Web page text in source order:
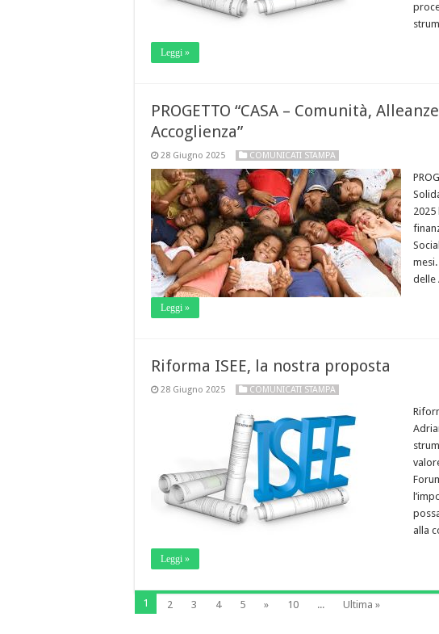
Leggi »
PROGETTO “CASA – Comunità,
Accoglienza”
28 Giugno 2025 COMUNICATI STAMPA
2025
delle
Leggi »
Riforma ISEE, la nostra proposta
28 Giugno 2025 COMUNICATI STAMPA
alla
Leggi »
1 2 3 4 5 » 10 ... Ultima »